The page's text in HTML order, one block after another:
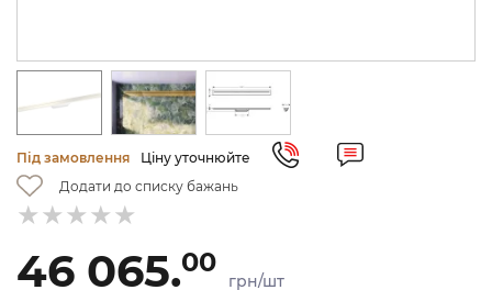
Під замовлення
Ціну уточнюйте
Додати до списку бажань
46 065.00
грн/шт